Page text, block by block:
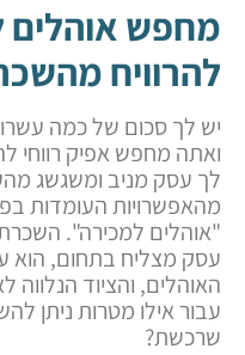
להרוויח
יש לך סכום של כמה
ואתה מחפש אפיק רווחי
לך עסק מניב ומשגשג
מהאפשרויות העומדות
"אוהלים למכירה". השכרת
עסק מצליח בתחום, הוא
האוהלים, והציוד הנלווה
עבור אילו מטרות ניתן
שרכשת?